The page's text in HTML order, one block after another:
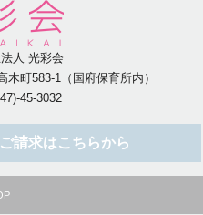
人 光彩会
町583-1（国府保育所内）
45-3032
請求はこちらから